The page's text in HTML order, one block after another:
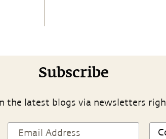
Subscribe
the latest blogs via newsletters